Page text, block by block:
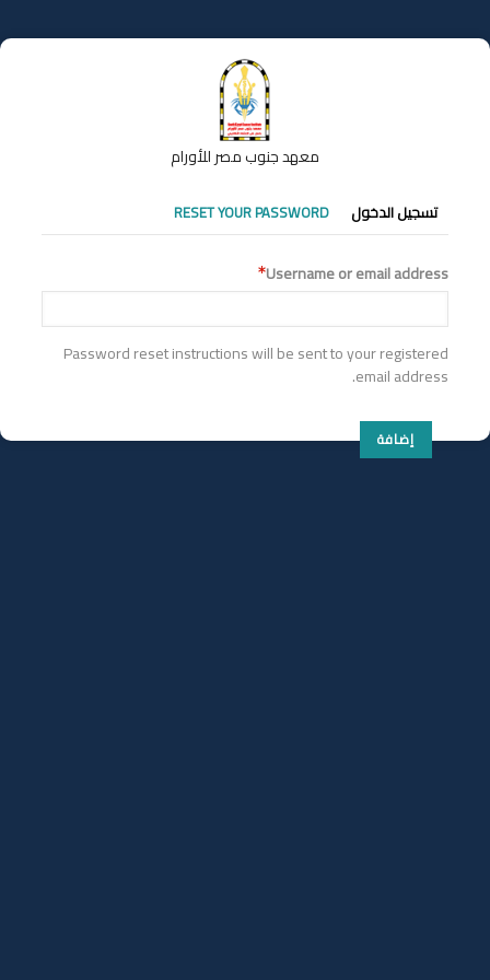
إلى
المحتوى
معهد جنوب مصر للأورام
التبويبات
الأساسية
تسجيل الدخول RESET YOUR PASSWORD
Username or email address
Password reset instructions will be sent to your registered
email address.